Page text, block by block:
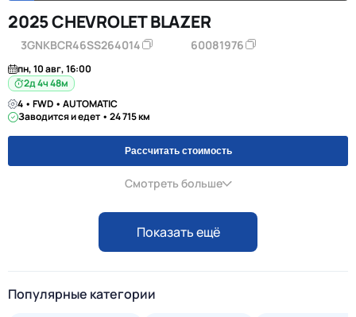
2025 CHEVROLET BLAZER
3GNKBCR46SS264014 60081976
пн, 10 авг, 16:00
2д 4ч 48м
4 • FWD • AUTOMATIC
Заводится и едет • 24 715 км
Рассчитать стоимость
Смотреть больше
Показать ещё
Популярные категории